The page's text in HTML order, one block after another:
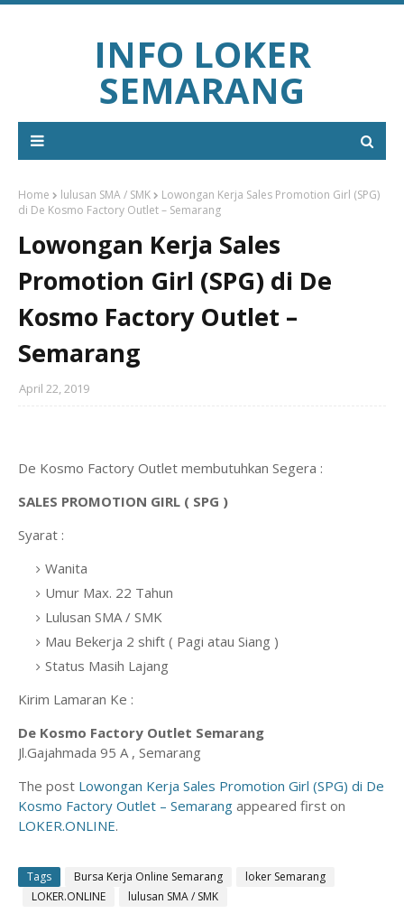
INFO LOKER
SEMARANG
Home lulusan SMA / SMK
Lowongan Kerja Sales Promotion Girl (SPG)
di De Kosmo Factory Outlet – Semarang
Lowongan Kerja Sales
Promotion Girl (SPG) di De
Kosmo Factory Outlet –
Semarang
April 22, 2019
De Kosmo Factory Outlet membutuhkan Segera :
SALES PROMOTION GIRL ( SPG )
Syarat :
Wanita
Umur Max. 22 Tahun
Lulusan SMA / SMK
Mau Bekerja 2 shift ( Pagi atau Siang )
Status Masih Lajang
Kirim Lamaran Ke :
De Kosmo Factory Outlet Semarang
Jl.Gajahmada 95 A , Semarang
The post Lowongan Kerja Sales Promotion Girl (SPG) di De
Kosmo Factory Outlet – Semarang appeared first on
LOKER.ONLINE.
Tags Bursa Kerja Online Semarang
loker Semarang
LOKER.ONLINE
lulusan SMA / SMK